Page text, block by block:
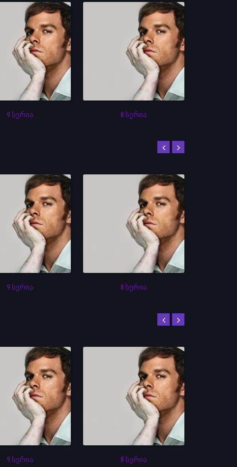
9 სერია 8 სერია
9 სერია 8 სერია
9 სერია 8 სერია